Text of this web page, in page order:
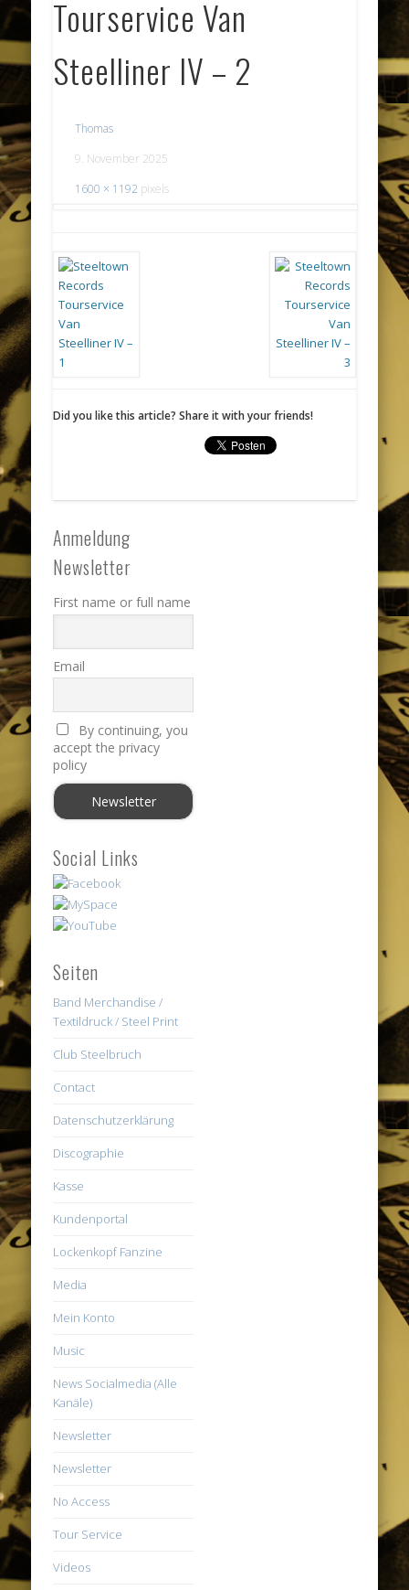
Tourservice Van
Steelliner IV – 2
Thomas
9. November 2025
1600 × 1192 pixels
Did you like this article? Share it with your friends!
Anmeldung
Newsletter
First name or full name
Email
By continuing, you
accept the privacy
policy
Social Links
Seiten
Band Merchandise /
Textildruck / Steel Print
Club Steelbruch
Contact
Datenschutzerklärung
Discographie
Kasse
Kundenportal
Lockenkopf Fanzine
Media
Mein Konto
Music
News Socialmedia (Alle
Kanäle)
Newsletter
Newsletter
No Access
Tour Service
Videos